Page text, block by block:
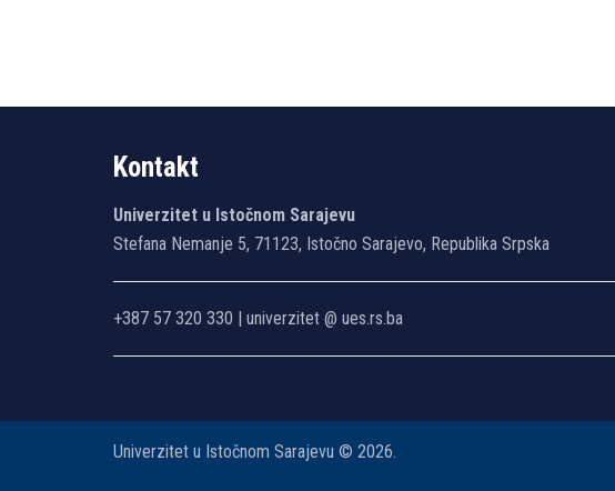
Kontakt
Univerzitet u Istočnom Sarajevu
Stefana Nemanje 5, 71123, Istočno Sarajevo, Republika Srpska
+387 57 320 330 | univerzitet @ ues.rs.ba
Univerzitet u Istočnom Sarajevu © 2026.